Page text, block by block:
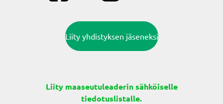
Liity yhdistyksen jäseneksi
Liity maaseutuleaderin sähköiselle
tiedotuslistalle.